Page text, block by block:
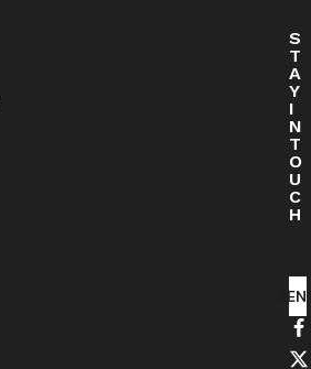
S
T
A
Y
I
N
T
O
U
C
H